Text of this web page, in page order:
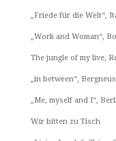
„Friede für die Welt“,
„Work and Woman“,
The jungle of my live,
„in between“,
„Me, myself and I“,
Wir bitten zu Tisch